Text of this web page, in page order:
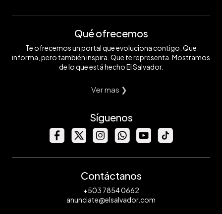
Qué ofrecemos
Te ofrecemos un portal que evoluciona contigo. Que
informa, pero también inspira. Que te representa. Mostramos
de lo que está hecho El Salvador.
Ver mas ❯
Síguenos
Contáctanos
+503 7854 0662
anunciate@elsalvador.com